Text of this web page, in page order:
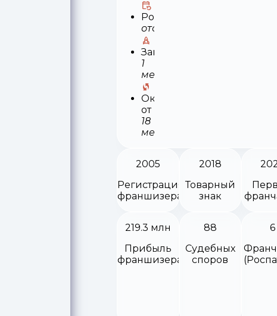
Роялти
отсутствует
Запуск
1
месяц
Окупаемость
от
18
месяцев
2005
Регистрация
франшизера
2018
Товарный
знак
219.3 млн
Прибыль
франшизера
88
Судебных
споров
6